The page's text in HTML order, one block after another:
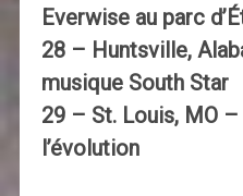
Everwise au parc
28 – Huntsville,
musique South Star
29 – St. Louis, MO
l’évolution